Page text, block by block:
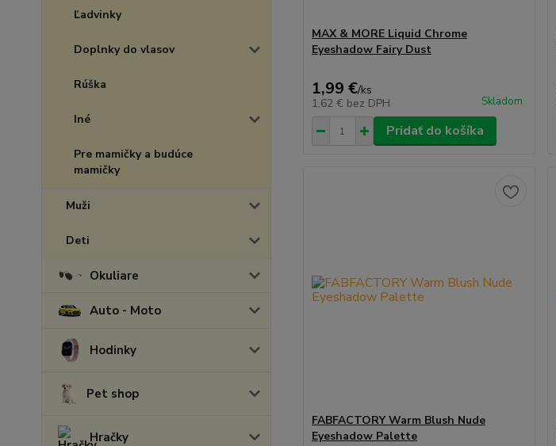
Ľadvinky
Doplnky do vlasov
Rúška
Iné
Pre mamičky a budúce
mamičky
Muži
Deti
Okuliare
Auto - Moto
Hodinky
Pet shop
Hračky
MAX & MORE Liquid Chrome
Eyeshadow Fairy Dust
1,99 €/ks
1,62 € bez DPH Skladom
Pridať do košíka
FABFACTORY Warm Blush Nude
Eyeshadow Palette